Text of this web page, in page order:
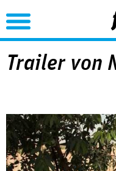
Trailer von